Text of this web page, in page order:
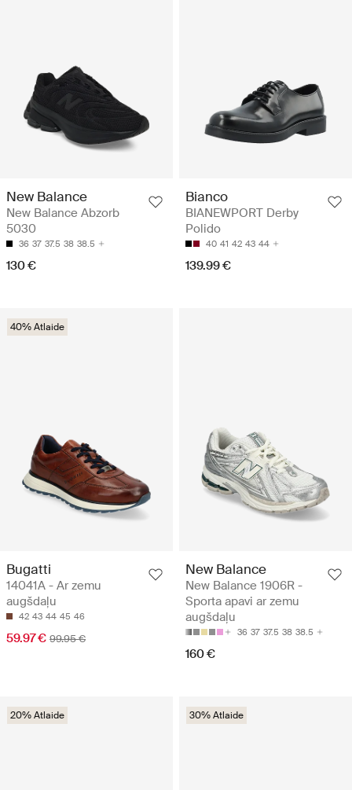
New Balance
New Balance Abzorb
5030
36 37 37.5 38 38.5
130 €
Bianco
BIANEWPORT Derby
Polido
40 41 42 43 44
139.99 €
40% Atlaide
Bugatti
14041A - Ar zemu
augšdaļu
42 43 44 45 46
59.97 € 99.95 €
New Balance
New Balance 1906R -
Sporta apavi ar zemu
augšdaļu
36 37 37.5 38 38.5
160 €
20% Atlaide 30% Atlaide